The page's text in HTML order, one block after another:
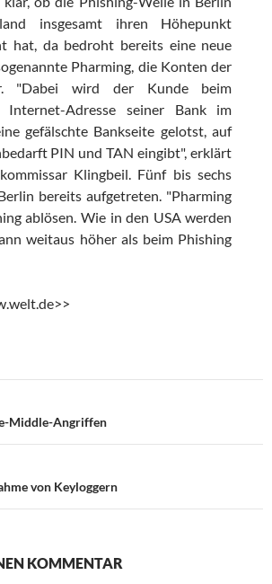
insgesamt ihren Höhepunkt
hat, da bedroht bereits eine neue
Pharming, die Konten der
"Dabei wird der Kunde beim
Internet-Adresse seiner Bank im
gefälschte Bankseite gelotst, auf
PIN und TAN eingibt", erklärt
Klingbeil. Fünf bis sechs
bereits aufgetreten. "Pharming
ablösen. Wie in den USA werden
weitaus höher als beim Phishing
Middle-Angriffen
von Keyloggern
KOMMENTAR